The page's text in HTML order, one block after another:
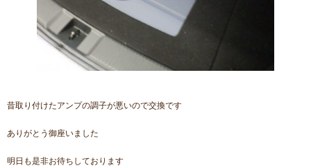
昔取り付けたアンプの調子が悪いので交換です
ありがとう御座いました
明日も是非お待ちしております